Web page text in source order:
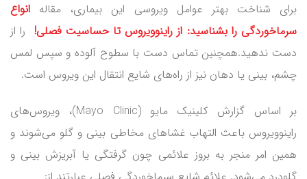
برای شناخت بهتر عوامل ویروسی این بیماری، مقاله انواع
سرماخوردگی را بشناسید: از راینوویروس تا حساسیت فصلی! را از
دست ندهید.همچنین تماس دست با سطوح آلوده و سپس لمس
چشم، بینی یا دهان نیز از راه‌های شایع انتقال این ویروس است.
بر اساس گزارش کلینیک مایو (Mayo Clinic)، ویروس‌های
راینوویروس باعث التهاب غشاهای مخاطی بینی و گلو می‌شوند و
همین امر منجر به بروز علائمی چون گرفتگی یا آبریزش بینی و